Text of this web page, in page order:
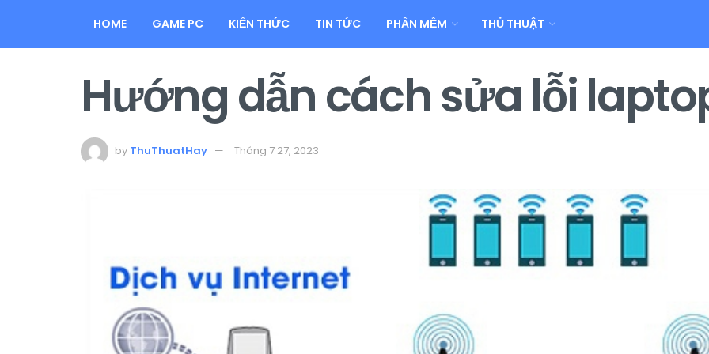
HOME GAME PC KIẾN THỨC TIN TỨC PHẦN MỀM THỦ THUẬT
Hướng dẫn cách sửa lỗi
by ThuThuatHay Tháng 7 27, 2023